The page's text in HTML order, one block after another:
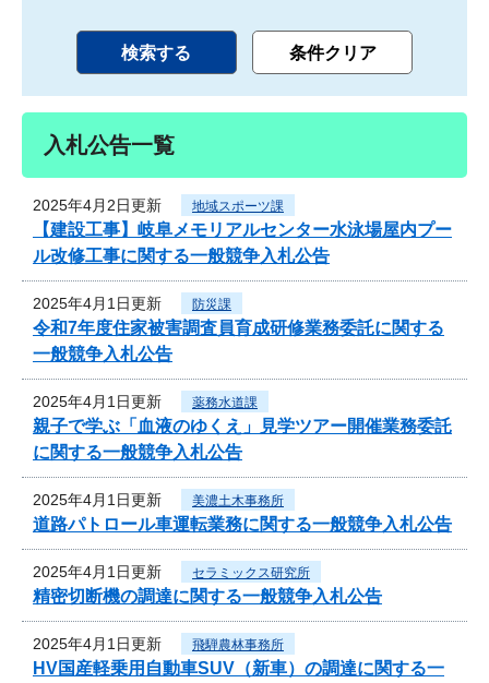
入札公告一覧
2025年4月2日更新 地域スポーツ課
【建設工事】岐阜メモリアルセンター水泳場屋内プー
ル改修工事に関する一般競争入札公告
2025年4月1日更新 防災課
令和7年度住家被害調査員育成研修業務委託に関する
一般競争入札公告
2025年4月1日更新 薬務水道課
親子で学ぶ「血液のゆくえ」見学ツアー開催業務委託
に関する一般競争入札公告
2025年4月1日更新 美濃土木事務所
道路パトロール車運転業務に関する一般競争入札公告
2025年4月1日更新 セラミックス研究所
精密切断機の調達に関する一般競争入札公告
2025年4月1日更新 飛騨農林事務所
HV国産軽乗用自動車SUV（新車）の調達に関する一